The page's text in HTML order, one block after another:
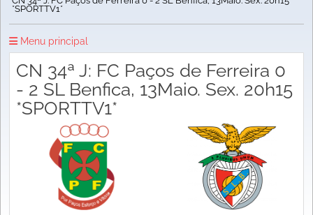
*SPORTTV1*
Menu principal
CN 34ª J: FC Paços de Ferreira 0
- 2 SL Benfica, 13Maio. Sex. 20h15
*SPORTTV1*